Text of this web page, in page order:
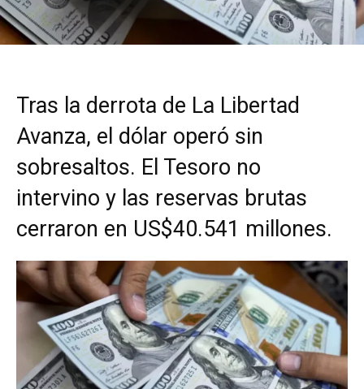
Tras la derrota de La Libertad
Avanza, el dólar operó sin
sobresaltos. El Tesoro no
intervino y las reservas brutas
cerraron en US$40.541 millones.